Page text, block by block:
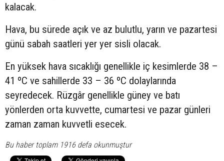
kalacak.
Hava, bu sürede açık ve az bulutlu, yarın ve pazartesi
günü sabah saatleri yer yer sisli olacak.
En yüksek hava sıcaklığı genellikle iç kesimlerde 38 –
41 ºC ve sahillerde 33 – 36 ºC dolaylarında
seyredecek. Rüzgâr genellikle güney ve batı
yönlerden orta kuvvette, cumartesi ve pazar günleri
zaman zaman kuvvetli esecek.
Bu haber toplam 1916 defa okunmuştur